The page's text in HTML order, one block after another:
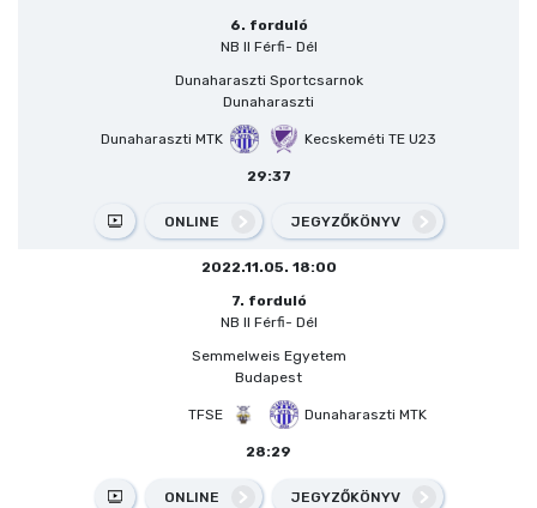
6. forduló
NB II Férfi- Dél
Dunaharaszti Sportcsarnok
Dunaharaszti
Dunaharaszti MTK Kecskeméti TE U23
29:37
ONLINE JEGYZŐKÖNYV
2022.11.05. 18:00
7. forduló
NB II Férfi- Dél
Semmelweis Egyetem
Budapest
TFSE Dunaharaszti MTK
28:29
ONLINE JEGYZŐKÖNYV